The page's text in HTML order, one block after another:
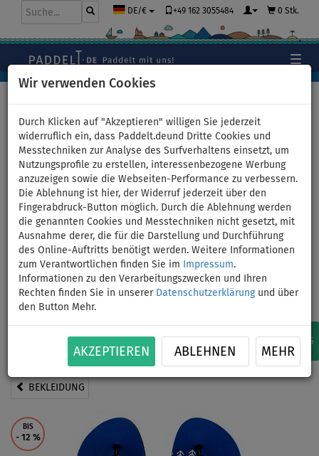
Wir verwenden Cookies
Durch Klicken auf "Akzeptieren" willigen Sie jederzeit
widerruflich ein, dass Paddelt.deund Dritte Cookies und
Messtechniken zur Analyse des Surfverhaltens einsetzt, um
Nutzungsprofile zu erstellen, interessenbezogene Werbung
anzuzeigen sowie die Webseiten-Performance zu verbessern.
Die Ablehnung ist hier, der Widerruf jederzeit über den
Fingerabdruck-Button möglich. Durch die Ablehnung werden
die genannten Cookies und Messtechniken nicht gesetzt, mit
Ausnahme derer, die für die Darstellung und Durchführung
des Online-Auftritts benötigt werden. Weitere Informationen
zum Verantwortlichen finden Sie im
Impressum.
Informationen zu den Verarbeitungszwecken und Ihren
Rechten finden Sie in unserer Datenschutzerklärungund über
den Button Mehr.
AKZEPTIEREN ABLEHNEN MEHR
DE/€ +49 162 3055484 0 Stk.
Wasserschuhe
WIR EMPFEHLEN
AUF LAGER ZUR VORBESTELLUNG
BEKLEIDUNG
BIS
- 12 %